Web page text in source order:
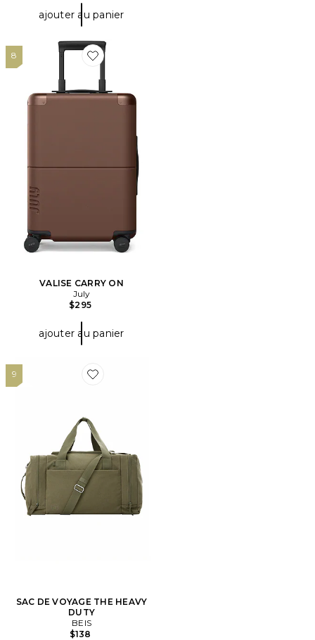
ajouter au panier
8
Favorite VALISE CARRY ON
VALISE CARRY ON
July
$295
ajouter au panier
9
Favorite SAC DE VOYAGE THE HEAVY DUTY
SAC DE VOYAGE THE HEAVY
DUTY
BEIS
$138